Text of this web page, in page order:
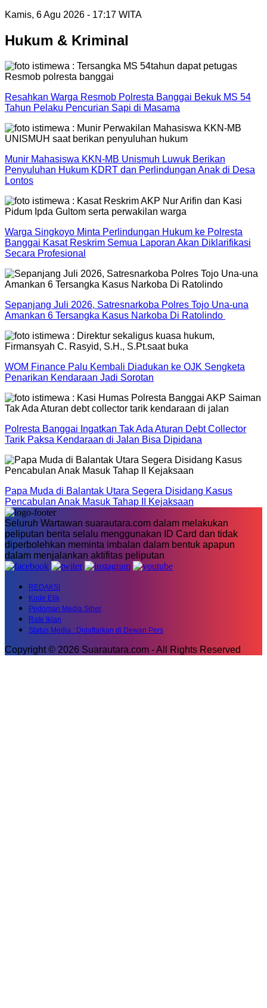
Kamis, 6 Agu 2026 - 17:17 WITA
Hukum & Kriminal
Resahkan Warga Resmob Polresta Banggai Bekuk MS 54
Tahun Pelaku Pencurian Sapi di Masama
Munir Mahasiswa KKN-MB Unismuh Luwuk Berikan
Penyuluhan Hukum KDRT dan Perlindungan Anak di Desa
Lontos
Warga Singkoyo Minta Perlindungan Hukum ke Polresta
Banggai Kasat Reskrim Semua Laporan Akan Diklarifikasi
Secara Profesional
Sepanjang Juli 2026, Satresnarkoba Polres Tojo Una-una
Amankan 6 Tersangka Kasus Narkoba Di Ratolindo
WOM Finance Palu Kembali Diadukan ke OJK Sengketa
Penarikan Kendaraan Jadi Sorotan
Polresta Banggai Ingatkan Tak Ada Aturan Debt Collector
Tarik Paksa Kendaraan di Jalan Bisa Dipidana
Papa Muda di Balantak Utara Segera Disidang Kasus
Pencabulan Anak Masuk Tahap II Kejaksaan
Seluruh Wartawan suarautara.com dalam melakukan
peliputan berita selalu menggunakan ID Card dan tidak
diperbolehkan meminta imbalan dalam bentuk apapun
dalam menjalankan aktifitas peliputan
REDAKSI
Kode Etik
Pedoman Media Siber
Rate Iklan
Status Media : Didaftarkan di Dewan Pers
Copyright © 2026 Suarautara.com - All Rights Reserved